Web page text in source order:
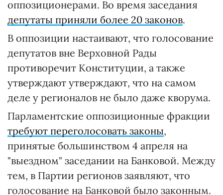
оппозиционерами. Во время заседания
депутаты приняли более 20 законов.
В оппозиции настаивают, что голосование
депутатов вне Верховной Рады
противоречит Конституции, а также
утверждают утверждают, что на самом
деле у регионалов не было даже кворума.
Парламентские оппозиционные фракции
требуют переголосовать законы,
принятые большинством 4 апреля на
"выездном" заседании на Банковой. Между
тем, в Партии регионов заявляют, что
голосование на Банковой было законным.